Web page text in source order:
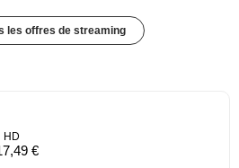
les offres de streaming
HD
€